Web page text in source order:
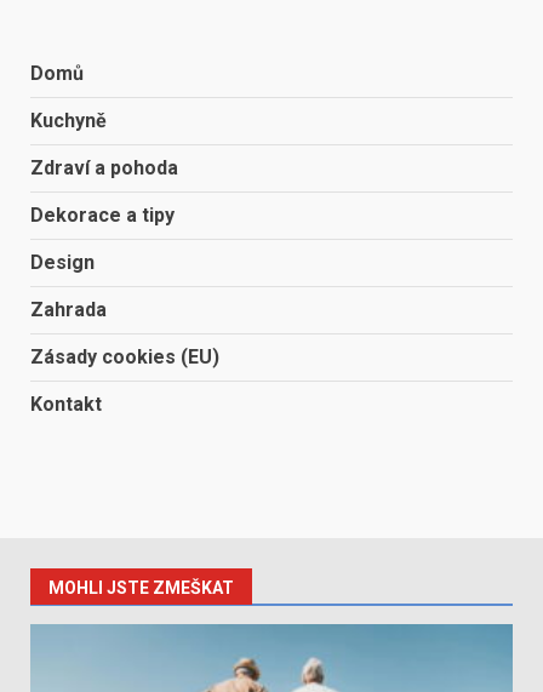
Domů
Kuchyně
Zdraví a pohoda
Dekorace a tipy
Design
Zahrada
Zásady cookies (EU)
Kontakt
MOHLI JSTE ZMEŠKAT